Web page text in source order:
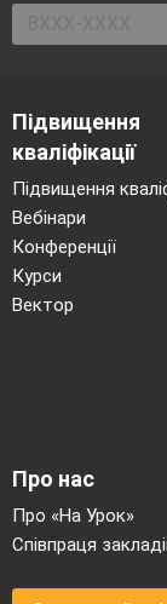
Підвищення
кваліфікації
Підвищення
Вебінари
Конференції
Курси
Вектор
Про нас
Про «На Урок»
Співпраця